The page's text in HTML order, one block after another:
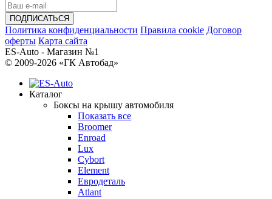
Политика конфиденциальности Правила cookie Договор
оферты Карта сайта
ES-Auto - Магазин №1
© 2009-2026 «ГК Автобад»
Каталог
Боксы на крышу автомобиля
Показать все
Broomer
Enroad
Lux
Cybort
Element
Евродеталь
Atlant